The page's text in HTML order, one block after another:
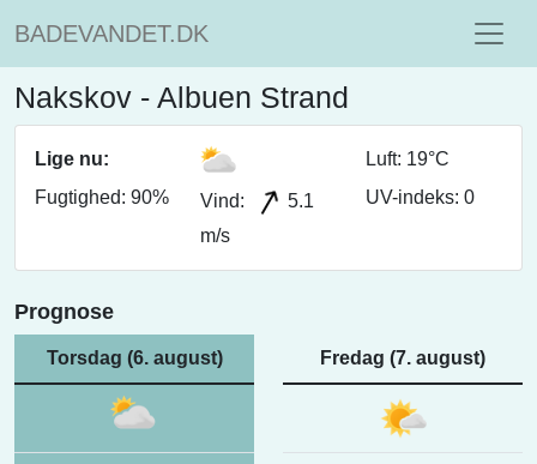
BADEVANDET.DK
Nakskov - Albuen Strand
Lige nu:
Luft: 19°C
Fugtighed: 90%
Vind:
5.1
m/s
UV-indeks: 0
Prognose
Torsdag (6. august) Fredag (7. august)